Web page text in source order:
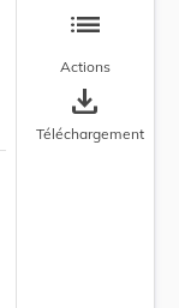
list
Actions
save_alt
Téléchargement